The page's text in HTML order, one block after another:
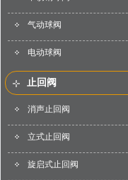
气动球阀
电动球阀
止回阀
消声止回阀
立式止回阀
旋启式止回阀